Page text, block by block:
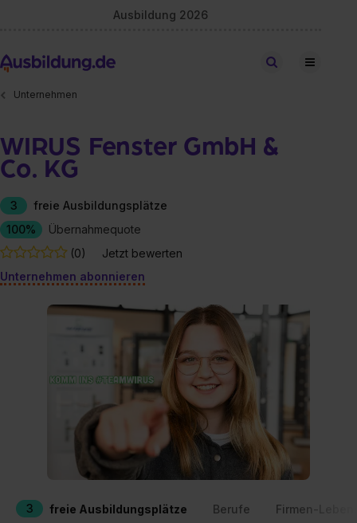
Ausbildung 2026
Stellen finden
Unternehmen
WIRUS Fenster GmbH &
Co. KG
3
freie Ausbildungsplätze
100%
Übernahmequote
(0)
Jetzt bewerten
Unternehmen abonnieren
3 freie Ausbildungsplätze Berufe Firmen-